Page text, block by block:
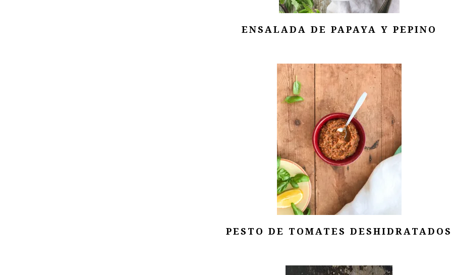
ENSALADA DE PAPAYA Y PEPINO
PESTO DE TOMATES DESHIDRATADOS